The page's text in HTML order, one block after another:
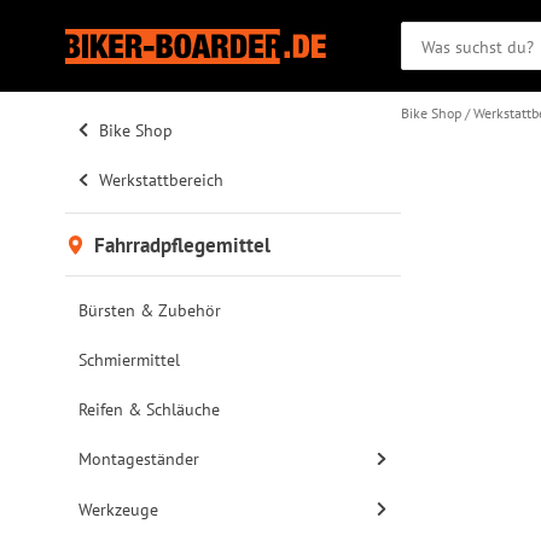
Bike Shop
Werkstattbereich
Fahrradpflegemittel
Bürsten & Zubehör
Schmiermittel
Reifen & Schläuche
Montageständer
Werkzeuge
Bike Shop